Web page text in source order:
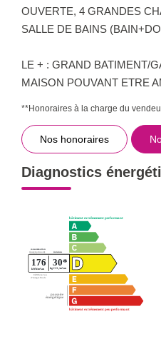
OUVERTE, 4 GRANDES
SALLE DE BAINS
LE + : GRAND BATIMENT/
MAISON POUVANT ETRE
**Honoraires à la charge du
Nos honoraires
Diagnostics